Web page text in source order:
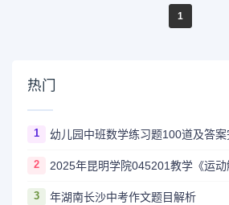
1
热门
1 幼儿园中班数学练习题100道及答案
2
3 年湖南长沙中考作文题目解析